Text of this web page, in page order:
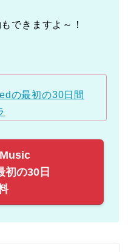
できますよ～！
の最初の30日間
の30日